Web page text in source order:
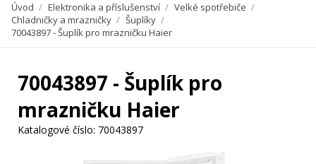
Úvod / Elektronika a příslušenství / Velké spotřebiče /
Chladničky a mrazničky / Šuplíky /
70043897 - Šuplík pro mrazničku Haier
70043897 - Šuplík pro
mrazničku Haier
Katalogové číslo: 70043897